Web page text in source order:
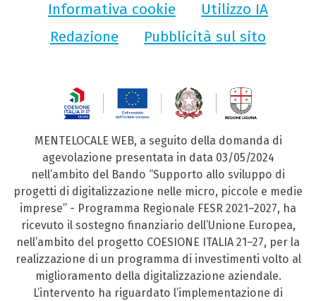
Informativa cookie
Utilizzo IA
Redazione
Pubblicità sul sito
MENTELOCALE WEB, a seguito della domanda di
agevolazione presentata in data 03/05/2024
nell’ambito del Bando “Supporto allo sviluppo di
progetti di digitalizzazione nelle micro, piccole e medie
imprese” - Programma Regionale FESR 2021–2027, ha
ricevuto il sostegno finanziario dell’Unione Europea,
nell’ambito del progetto COESIONE ITALIA 21–27, per la
realizzazione di un programma di investimenti volto al
miglioramento della digitalizzazione aziendale.
L’intervento ha riguardato l’implementazione di